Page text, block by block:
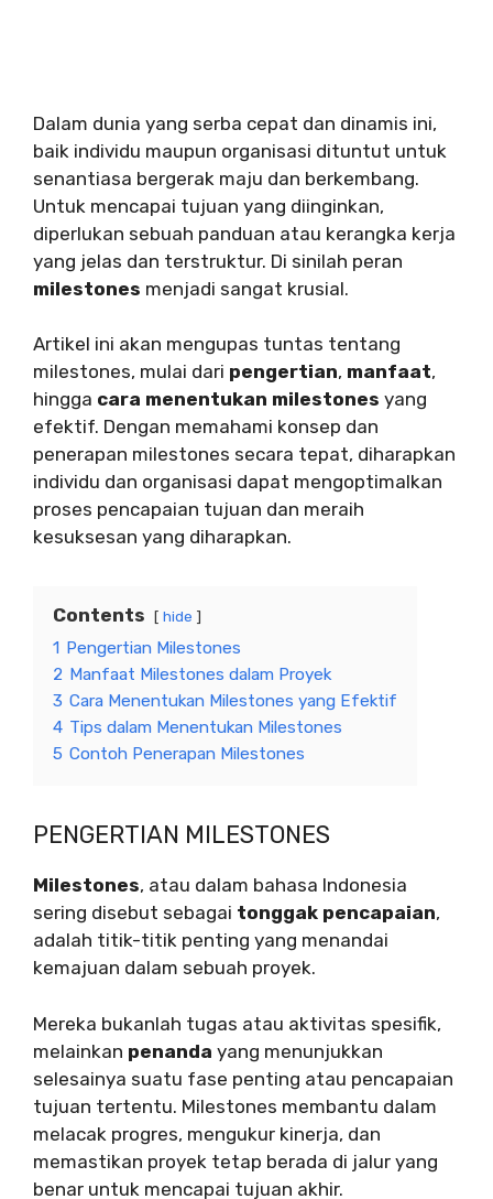
Dalam dunia yang serba cepat dan dinamis ini,
baik individu maupun organisasi dituntut untuk
senantiasa bergerak maju dan berkembang.
Untuk mencapai tujuan yang diinginkan,
diperlukan sebuah panduan atau kerangka kerja
yang jelas dan terstruktur. Di sinilah peran
milestones menjadi sangat krusial.
Artikel ini akan mengupas tuntas tentang
milestones, mulai dari pengertian, manfaat,
hingga cara menentukan milestones yang
efektif. Dengan memahami konsep dan
penerapan milestones secara tepat, diharapkan
individu dan organisasi dapat mengoptimalkan
proses pencapaian tujuan dan meraih
kesuksesan yang diharapkan.
Contents hide
1 Pengertian Milestones
2 Manfaat Milestones dalam Proyek
3 Cara Menentukan Milestones yang Efektif
4 Tips dalam Menentukan Milestones
5 Contoh Penerapan Milestones
PENGERTIAN MILESTONES
Milestones, atau dalam bahasa Indonesia
sering disebut sebagai tonggak pencapaian,
adalah titik-titik penting yang menandai
kemajuan dalam sebuah proyek.
Mereka bukanlah tugas atau aktivitas spesifik,
melainkan penanda yang menunjukkan
selesainya suatu fase penting atau pencapaian
tujuan tertentu. Milestones membantu dalam
melacak progres, mengukur kinerja, dan
memastikan proyek tetap berada di jalur yang
benar untuk mencapai tujuan akhir.